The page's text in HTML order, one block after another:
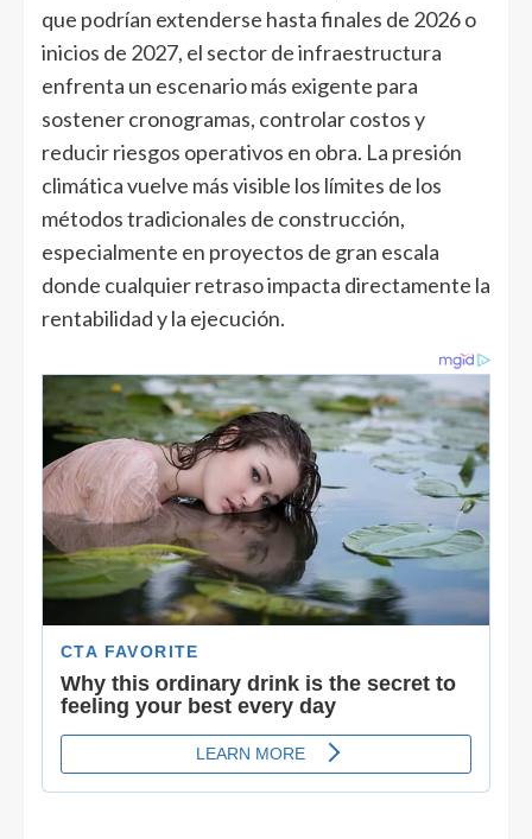
que podrían extenderse hasta finales de 2026 o
inicios de 2027, el sector de infraestructura
enfrenta un escenario más exigente para
sostener cronogramas, controlar costos y
reducir riesgos operativos en obra. La presión
climática vuelve más visible los límites de los
métodos tradicionales de construcción,
especialmente en proyectos de gran escala
donde cualquier retraso impacta directamente la
rentabilidad y la ejecución.